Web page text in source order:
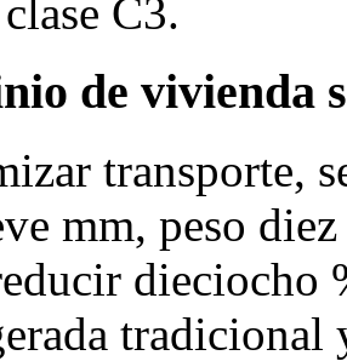
C3.
de vivienda
transporte,
mm, peso
dieciocho
tradicional